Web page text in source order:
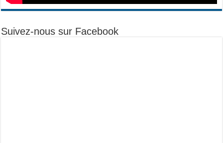
Suivez-nous sur Facebook